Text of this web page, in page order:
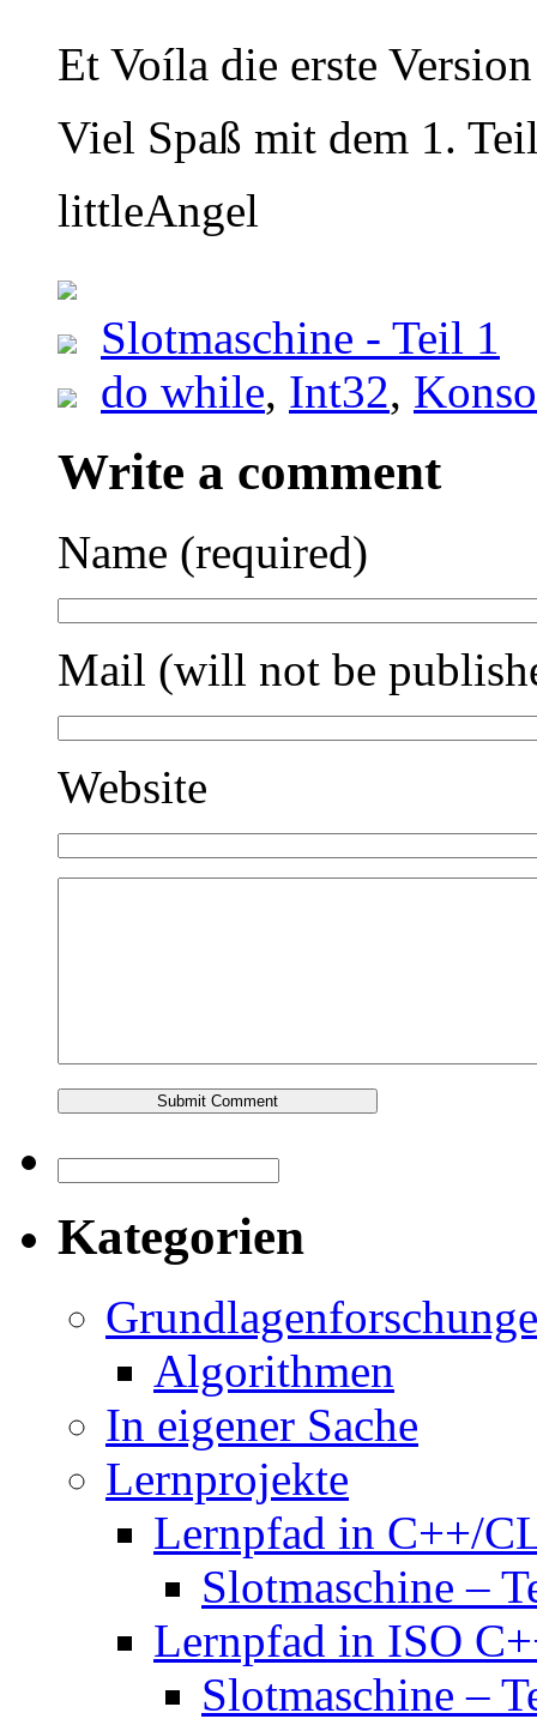
Et Voíla die erste
Viel Spaß mit dem 1.
littleAngel
Slotmaschine - Teil 1
do while, Int32,
Write a comment
Name (required)
Mail (will not be
Website
Kategorien
Algorithmen
In eigener Sache
Lernprojekte
Lernpfad in C++/
Slotmaschine –
Lernpfad in ISO
Slotmaschine –